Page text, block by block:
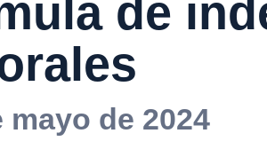
de
mayo de 2024